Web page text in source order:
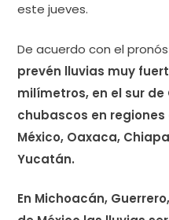
este jueves.
De acuerdo con el
prevén lluvias muy
milímetros, en el sur
chubascos en regiones
México, Oaxaca,
Yucatán.
En Michoacán,